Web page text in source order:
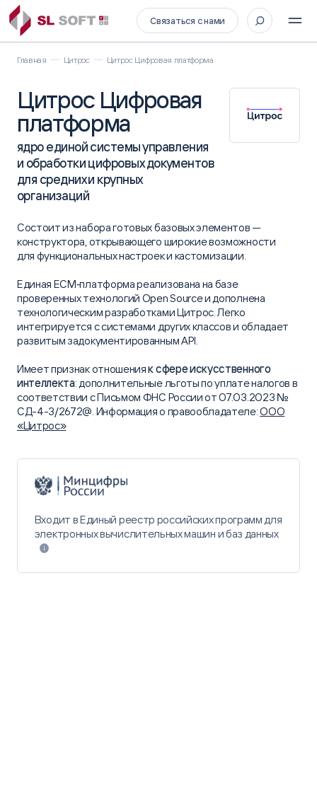
Связаться с нами
Главная Цитрос Цитрос Цифровая платформа
Цитрос Цифровая
платформа
ядро единой системы управления
и обработки цифровых документов
для средних и крупных
организаций
Состоит из набора готовых базовых элементов —
конструктора, открывающего широкие возможности
для функциональных настроек и кастомизации.
Единая ECM‑платформа реализована на базе
проверенных технологий Open Source и дополнена
технологическим разработками Цитрос. Легко
интегрируется с системами других классов и обладает
развитым задокументированным API.
Имеет признак отношенияк сфере искусственного
интеллекта: дополнительные льготы по уплате налогов в
соответствии с Письмом ФНС России от 07.03.2023 №
СД-4-3/2672@. Информация о правообладателе:ООО
«Цитрос»
Входит в Единый реестр российских программ для
электронных вычислительных машин и баз данных